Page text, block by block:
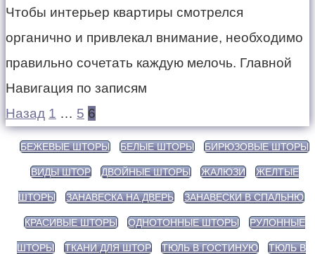
Чтобы интерьер квартиры смотрелся
органично и привлекал внимание, необходимо
правильно сочетать каждую мелочь. Главной
Навигация по записям
Назад 1 … 5 6
БЕЖЕВЫЕ ШТОРЫ БЕЛЫЕ ШТОРЫ БИРЮЗОВЫЕ ШТОРЫ
ВИДЫ ШТОР ДВОЙНЫЕ ШТОРЫ ЖАЛЮЗИ ЖЕЛТЫЕ
ШТОРЫ ЗАНАВЕСКА НА ДВЕРЬ ЗАНАВЕСКИ В СПАЛЬНЮ
КРАСИВЫЕ ШТОРЫ ОДНОТОННЫЕ ШТОРЫ РУЛОННЫЕ
ШТОРЫ ТКАНИ ДЛЯ ШТОР ТЮЛЬ В ГОСТИНУЮ ТЮЛЬ В